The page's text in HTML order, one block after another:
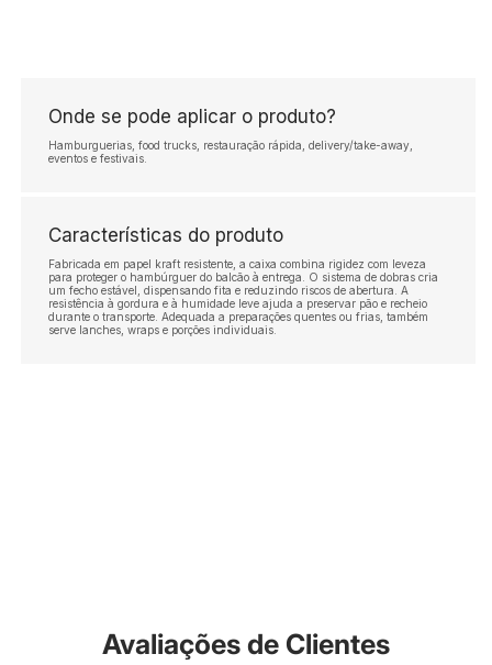
Onde se pode aplicar o produto?
Hamburguerias, food trucks, restauração rápida, delivery/take-away,
eventos e festivais.
Características do produto
Fabricada em papel kraft resistente, a caixa combina rigidez com leveza
para proteger o hambúrguer do balcão à entrega. O sistema de dobras cria
um fecho estável, dispensando fita e reduzindo riscos de abertura. A
resistência à gordura e à humidade leve ajuda a preservar pão e recheio
durante o transporte. Adequada a preparações quentes ou frias, também
serve lanches, wraps e porções individuais.
Avaliações de Clientes